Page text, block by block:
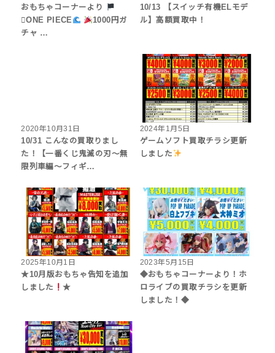
おもちゃコーナーより
‍☠ONE PIECE
1000円ガ
チャ …
10/13 【スイッチ有機ELモデ
ル】高額買取中！
2020年10月31日
10/31 こんなの買取りまし
た！【一番くじ鬼滅の刃〜無
限列車編〜フィギ…
2024年1月5日
ゲームソフト買取チラシ更新
しました
2025年10月1日
★10月版おもちゃ告知を追加
しました
★
2023年5月15日
◆おもちゃコーナーより！ホ
ロライブの買取チラシを更新
しました！◆